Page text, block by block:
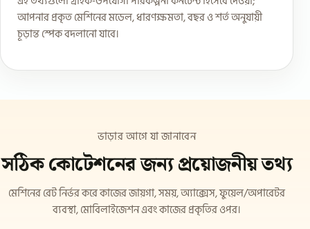
আপনার প্রকৃত মেশিনের মডেল, ধারণক্ষমতা, বছর ও শর্ত অনুযায়ী
চূড়ান্ত স্পেক বদলানো যাবে।
ভাড়ার আগে যা জানাবেন
সঠিক কোটেশনের জন্য প্রয়োজনীয় তথ্য
মেশিনের রেট নির্ভর করে কাজের জায়গা, সময়, অ্যাক্সেস, ফুয়েল/অপারেটর
ব্যবস্থা, মোবিলাইজেশন এবং কাজের প্রকৃতির ওপর।